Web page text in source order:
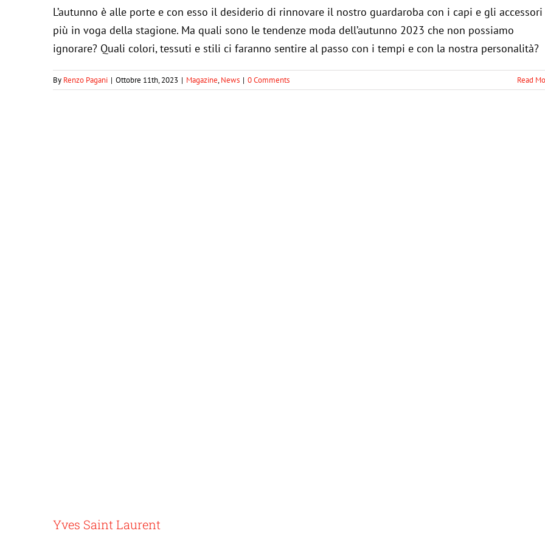
L’autunno è alle porte e con esso il desiderio di rinnovare il nostro guardaroba con i capi e gli accessori
più in voga della stagione. Ma quali sono le tendenze moda dell’autunno 2023 che non possiamo
ignorare? Quali colori, tessuti e stili ci faranno sentire al passo con i tempi e con la nostra personalità?
By Renzo Pagani | Ottobre 11th, 2023 | Magazine,News | 0 Comments Read
Yves Saint Laurent